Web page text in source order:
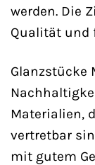
werden. Die
Qualität und
Glanzstücke
Materialien,
vertretbar
mit gutem